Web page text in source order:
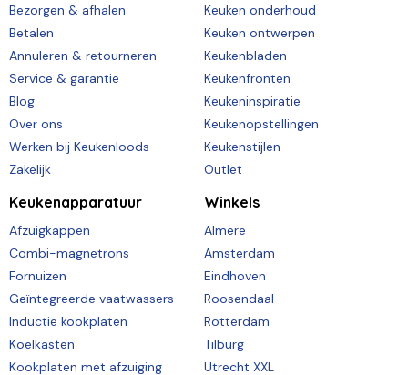
Bezorgen & afhalen
Betalen
Annuleren & retourneren
Service & garantie
Blog
Over ons
Werken bij Keukenloods
Zakelijk
Keuken onderhoud
Keuken ontwerpen
Keukenbladen
Keukenfronten
Keukeninspiratie
Keukenopstellingen
Keukenstijlen
Outlet
Keukenapparatuur
Afzuigkappen
Combi-magnetrons
Fornuizen
Geïntegreerde vaatwassers
Inductie kookplaten
Koelkasten
Kookplaten met afzuiging
Winkels
Almere
Amsterdam
Eindhoven
Roosendaal
Rotterdam
Tilburg
Utrecht XXL